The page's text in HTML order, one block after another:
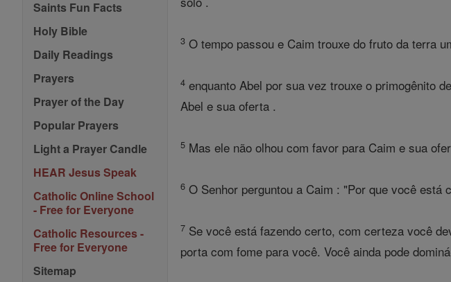
Saints Fun Facts
Holy Bible
Daily Readings
Prayers
Prayer of the Day
Popular Prayers
Light a Prayer Candle
HEAR Jesus Speak
Catholic Online School
- Free for Everyone
Catholic Resources -
Free for Everyone
Sitemap
3 O tempo passou e Caim trouxe do fruto da terra
4 enquanto Abel por sua vez trouxe o primogênito
Abel e sua oferta .
5 Mas ele não olhou com favor para Caim e sua
6 O Senhor perguntou a Caim : "Por que você está
7 Se você está fazendo certo, com certeza você
porta com fome para você. Você ainda pode